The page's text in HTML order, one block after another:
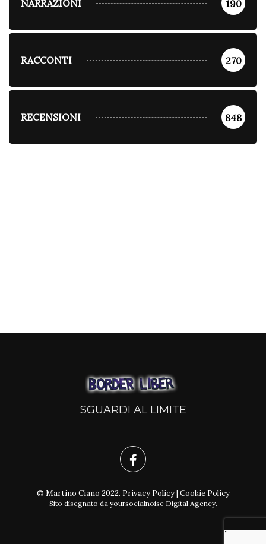
NARRAZIONI 190
RACCONTI 270
RECENSIONI 848
SGUARDI AL LIMITE
© Martino Ciano 2022. Privacy Policy| Cookie Policy
Sito disegnato da yoursocialnoise Digital Agency.